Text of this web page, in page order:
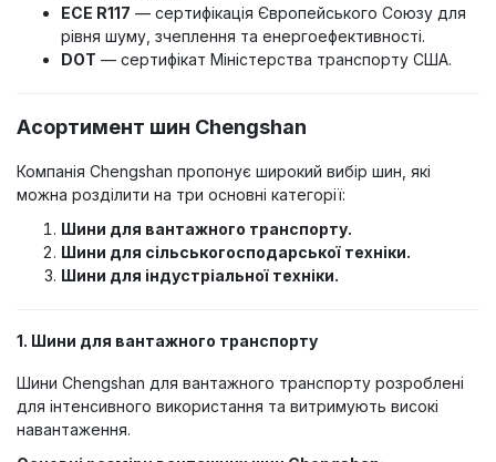
ECE R117 — сертифікація Європейського Союзу для
рівня шуму, зчеплення та енергоефективності.
DOT — сертифікат Міністерства транспорту США.
Асортимент шин Chengshan
Компанія Chengshan пропонує широкий вибір шин, які
можна розділити на три основні категорії:
Шини для вантажного транспорту.
Шини для сільськогосподарської техніки.
Шини для індустріальної техніки.
1. Шини для вантажного транспорту
Шини Chengshan для вантажного транспорту розроблені
для інтенсивного використання та витримують високі
навантаження.